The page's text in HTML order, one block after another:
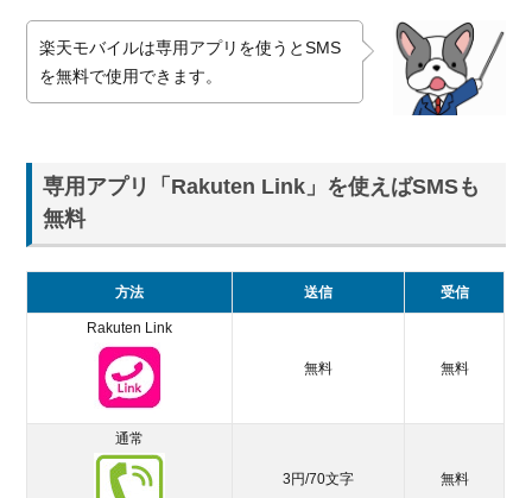
国と
地域
宛の
SMS
2.
SMS
が無料で
使える
てどんな
アプリ？
2.1.
特徴
①通
話が
かけ
楽天モバイルは専用アプリを使うとSMS
を無料で使用できます。
専用アプリ「Rakuten Link」を使えばSMSも
無料
方法 送信 受信
Rakuten Link
無料 無料
通常
3円/70文字 無料